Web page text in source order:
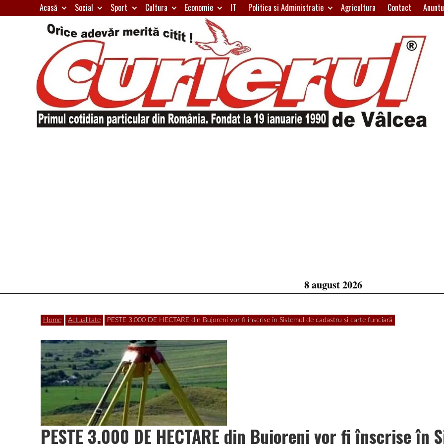
to
Acasă Social Sport Cultura Economie IT Politica si Administratie Agricultura Contact
8 august 2026
Home Actualitate PESTE 3.000 DE HECTARE din Bujoreni vor fi înscrise în Sistemul de cadastru și carte funciară
PESTE 3.000 DE HECTARE din Bujoreni vor fi înscrise în